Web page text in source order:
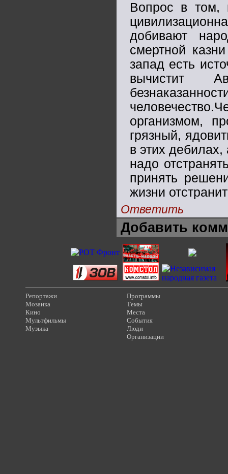
Вопрос в том,
добивают
смертной
запад есть
вычистит
организмом,
грязный,
в этих
надо
принять
жизни
Ответить
Добавить
Репортажи
Мозаика
Кино
Мультфильмы
Музыка
Программы
Темы
Места
События
Люди
Организации